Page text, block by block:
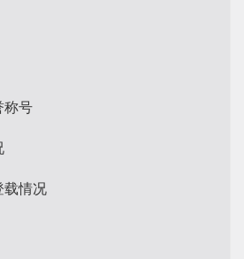
称号
载情况